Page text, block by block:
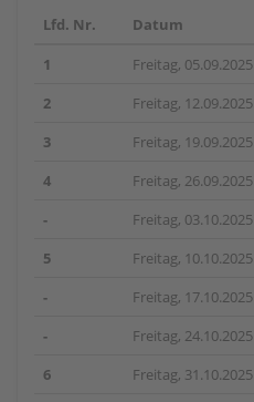
Lfd. Nr. Datum
1
Freitag, 05.09.2025
2
Freitag, 12.09.2025
3
Freitag, 19.09.2025
4
Freitag, 26.09.2025
-
Freitag, 03.10.2025
5
Freitag, 10.10.2025
-
Freitag, 17.10.2025
-
Freitag, 24.10.2025
6
Freitag, 31.10.2025